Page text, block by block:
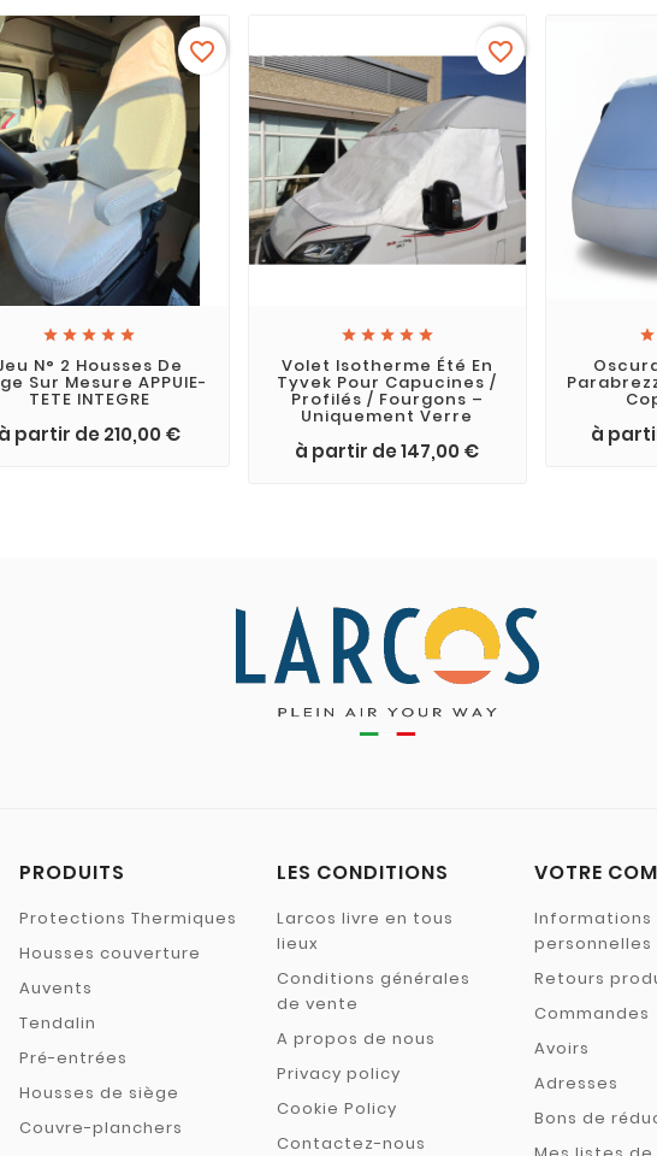
    
N° 2 Housses De
Sur Mesure APPUIE-
TETE INTEGRE
à partir de 210,00 €
favorite_border
    
Volet Isotherme Été En
Tyvek Pour Capucines /
Profilés / Fourgons –
Uniquement Verre
à partir de 147,00 €
favorite_border

à
PRODUITS
Protections Thermiques
Housses couverture
Auvents
Tendalin
Pré-entrées
Housses de siège
Couvre-planchers
LES CONDITIONS
Larcos livre en tous
lieux
Conditions générales
de vente
A propos de nous
Privacy policy
Cookie Policy
Contactez-nous
VOTRE
Informations
personnelles
Retours
Commandes
Avoirs
Adresses
Bons de